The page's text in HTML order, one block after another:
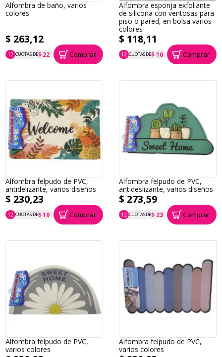
Alfombra de baño, varios
colores
$ 263,12
12 CUOTAS DE$ 22
P.T.F. $ 263 Comprar
Alfombra esponja exfoliante
de silicona con ventosas para
piso o pared, en bolsa varios
colores
$ 118,11
12 CUOTAS DE$ 10
P.T.F. $ 118 Comprar
Alfombra felpudo de PVC,
antidelizante, varios diseños
$ 230,23
12 CUOTAS DE$ 19
P.T.F. $ 230 Comprar
Alfombra felpudo de PVC,
antideslizante, varios diseños
$ 273,59
12 CUOTAS DE$ 23
P.T.F. $ 274 Comprar
Alfombra felpudo de PVC,
varios colores
Alfombra felpudo de PVC,
varios colores